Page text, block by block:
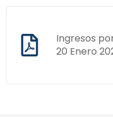
Ingresos
20 Enero